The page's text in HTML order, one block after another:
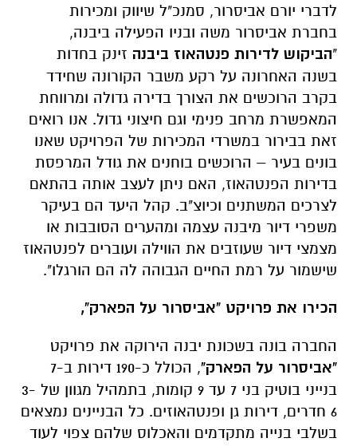
לדברי יורם אביסרור, סמנכ"ל שיווק ומכירות
בחברת אביסרור משה ובניו הפעילה ביבנה,
"הביקוש לדירות פנטהאוז ביבנה זינק בחדות
בשנה האחרונה על רקע משבר הקורונה שחידד
בקרב הרוכשים את הצורך בדירה גדולה ומרווחת
המאפשרת מרחב פנימי וגם חיצוני גדול. אנו רואים
זאת בבירור במשרדי המכירות של הפרויקט שאנו
בונים בעיר – הרוכשים בוחנים את גודל המרפסת
בדירות הפנטהאוז, האם ניתן לעצב אותה בהתאם
לצרכים המשתנים וכיוצ"ב. קהל היעד הם בעיקר
משפרי דיור מיבנה עצמה ומהערים הסובבות או
מצמצי דיור שעוזבים את הווילה ועוברים לפנטהאוז
שישמור על רמת החיים הגבוהה לה הם הורגלו".
הכירו את פרויקט "אביסרור על הפארק",
החברה בונה בשכונת יבנה הירוקה את פרויקט
"אביסרור על הפארק"
, הכולל כ-190 דירות ב-7
בנייני בוטיק בני 7 עד 9 קומות, בתמהיל מגוון של 3-
6 חדרים, דירות גן ופנטהאוזים. כל הבניינים נמצאים
בשלבי בנייה מתקדמים והאכלוס שלהם צפוי לעוד